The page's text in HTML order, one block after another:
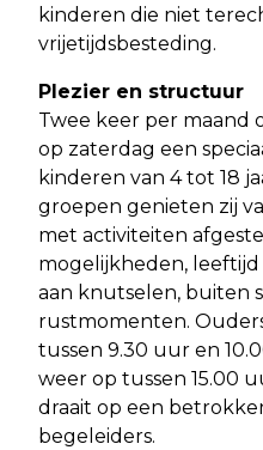
kinderen die niet
vrijetijdsbesteding.
Plezier en structuur
Twee keer per maand
op zaterdag een
kinderen van 4 tot 18
groepen genieten zij
met activiteiten
mogelijkheden,
aan knutselen, buiten
rustmomenten.
tussen 9.30 uur en
weer op tussen 15.00
draait op een
begeleiders.